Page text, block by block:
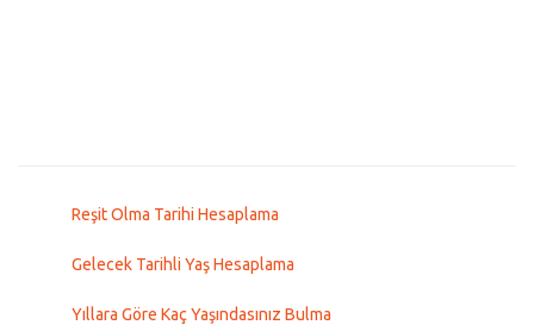
Reşit Olma Tarihi Hesaplama
Gelecek Tarihli Yaş Hesaplama
Yıllara Göre Kaç Yaşındasınız Bulma